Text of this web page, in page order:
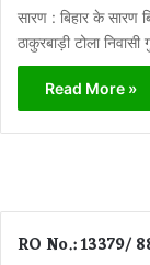
सारण : बिहार के सारण
ठाकुरबाड़ी टोला निवासी
Read More »
RO No.: 13379/